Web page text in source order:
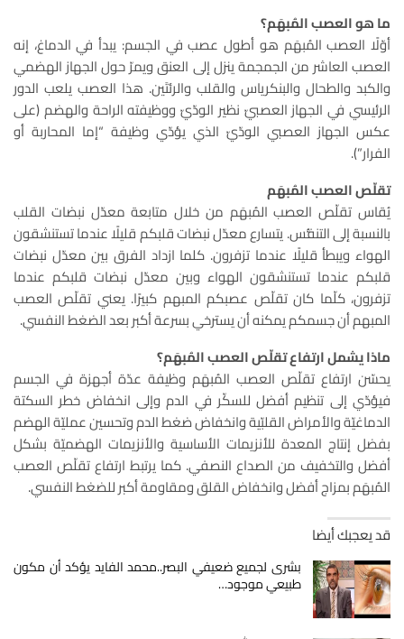
ما هو العصب المُبهَم؟
أوّلًا العصب المُبهَم هو أطول عصب في الجسم: يبدأ في الدماغ، إنه
العصب العاشر من الجمجمة ينزل إلى العنق ويمرّ حول الجهاز الهضمي
والكبد والطحال والبنكرياس والقلب والرئتَين. هذا العصب يلعب الدور
الرئيسي في الجهاز العصبيّ نظير الودّيّ ووظيفته الراحة والهضم (على
عكس الجهاز العصبي الودّيّ الذي يؤدّي وظيفة “إما المحاربة أو
الفرار”).
تقلّص العصب المُبهَم
يُقاس تقلّص العصب المُبهَم من خلال متابعة معدّل نبضات القلب
بالنسبة إلى التنفُّس. يتسارع معدّل نبضات قلبكم قليلًا عندما تستنشقون
الهواء ويبطأ قليلًا عندما تزفرون. كلما ازداد الفرق بين معدّل نبضات
قلبكم عندما تستنشقون الهواء وبين معدّل نبضات قلبكم عندما
تزفرون، كلّما كان تقلّص عصبكم المبهم كبيرًا. يعني تقلّص العصب
المبهم أن جسمكم يمكنه أن يسترخي بسرعة أكبر بعد الضغط النفسي.
ماذا يشمل ارتفاع تقلّص العصب المُبهَم؟
يحسّن ارتفاع تقلّص العصب المُبهَم وظيفة عدّة أجهزة في الجسم
فيؤدّي إلى تنظيم أفضل للسكّر في الدم وإلى انخفاض خطر السكتة
الدماغيّة والأمراض القلبّية وانخفاض ضغط الدم وتحسين عمليّة الهضم
بفضل إنتاج المعدة للأنزيمات الأساسية والأنزيمات الهضميّة بشكل
أفضل والتخفيف من الصداع النصفي. كما يرتبط ارتفاع تقلّص العصب
المُبهَم بمزاج أفضل وانخفاض القلق ومقاومة أكبر للضغط النفسي.
قد يعجبك أيضا
بشرى لجميع ضعيفي البصر..محمد الفايد يؤكد أن مكون
طبيعي موجود…